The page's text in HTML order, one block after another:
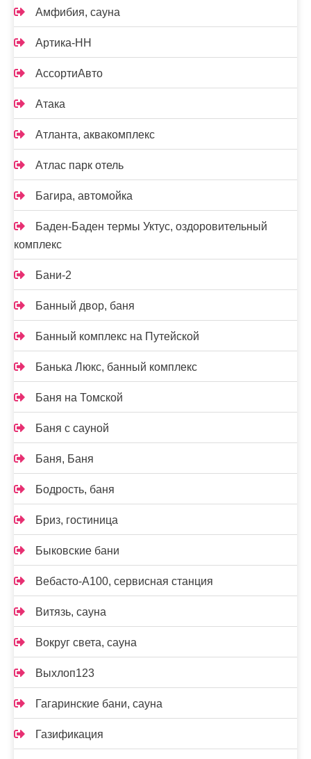
Амфибия, сауна
Артика-НН
АссортиАвто
Атака
Атланта, аквакомплекс
Атлас парк отель
Багира, автомойка
Баден-Баден термы Уктус, оздоровительный
комплекс
Бани-2
Банный двор, баня
Банный комплекс на Путейской
Банька Люкс, банный комплекс
Баня на Томской
Баня с сауной
Баня, Баня
Бодрость, баня
Бриз, гостиница
Быковские бани
Вебасто-А100, сервисная станция
Витязь, сауна
Вокруг света, сауна
Выхлоп123
Гагаринские бани, сауна
Газификация